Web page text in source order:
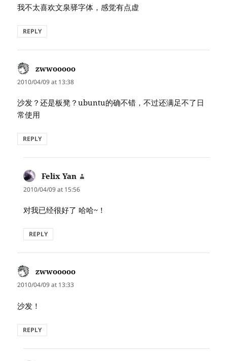
我不太喜欢文泉驿字体，感觉有点虚
REPLY
zwwooooo
2010/04/09 at 13:38
沙发？还是板凳？ubuntu的确不错，不过还满足不了日
常使用
REPLY
Felix Yan
2010/04/09 at 15:56
对我已经很好了 哈哈~！
REPLY
zwwooooo
2010/04/09 at 13:33
沙发！
REPLY